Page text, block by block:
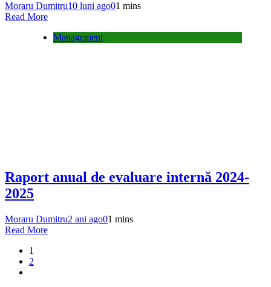
Moraru Dumitru10 luni ago01 mins
Read More
Management
Raport anual de evaluare internă 2024-
2025
Moraru Dumitru2 ani ago01 mins
Read More
1
2